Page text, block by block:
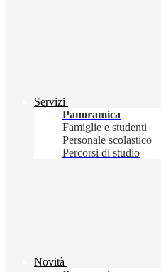
Servizi
Panoramica
Famiglie e studenti
Personale scolastico
Percorsi di studio
Novità